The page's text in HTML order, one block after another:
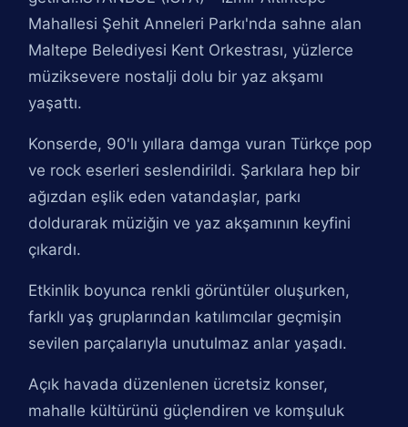
Mahallesi Şehit Anneleri Parkı'nda sahne alan
Maltepe Belediyesi Kent Orkestrası, yüzlerce
müziksevere nostalji dolu bir yaz akşamı
yaşattı.
Konserde, 90'lı yıllara damga vuran Türkçe pop
ve rock eserleri seslendirildi. Şarkılara hep bir
ağızdan eşlik eden vatandaşlar, parkı
doldurarak müziğin ve yaz akşamının keyfini
çıkardı.
Etkinlik boyunca renkli görüntüler oluşurken,
farklı yaş gruplarından katılımcılar geçmişin
sevilen parçalarıyla unutulmaz anlar yaşadı.
Açık havada düzenlenen ücretsiz konser,
mahalle kültürünü güçlendiren ve komşuluk